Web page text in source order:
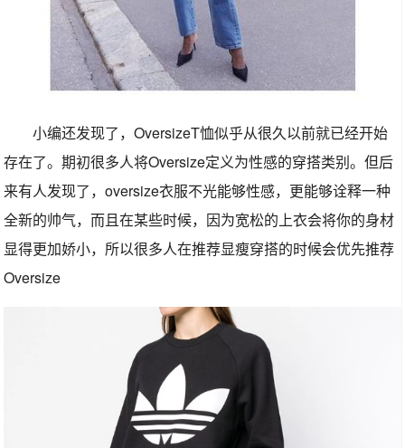
小编还发现了，OversizeT恤似乎从很久以前就已经开始
存在了。期初很多人将Oversize定义为性感的穿搭类别。但后
来有人发现了，oversize衣服不光能够性感，更能够诠释一种
全新的帅气，而且在某些时候，因为宽松的上衣会将你的身材
显得更加娇小，所以很多人在推荐显瘦穿搭的时候会优先推荐
Oversize